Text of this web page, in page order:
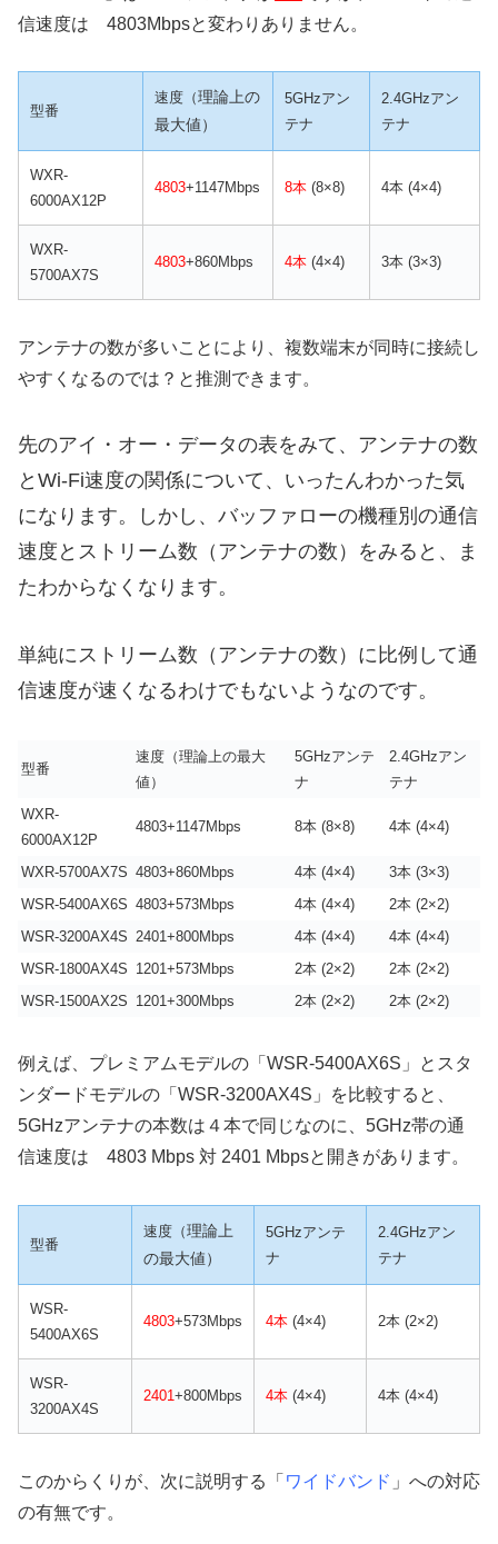
信速度は 4803Mbpsと変わりありません。
型番
速度（理論上の
最大値）
5GHzアン
テナ
2.4GHzアン
テナ
WXR-
6000AX12P
4803+1147Mbps 8本 (8×8) 4本 (4×4)
WXR-
5700AX7S
4803+860Mbps 4本 (4×4) 3本 (3×3)
アンテナの数が多いことにより、複数端末が同時に接続し
やすくなるのでは？と推測できます。
先のアイ・オー・データの表をみて、アンテナの数
とWi-Fi速度の関係について、いったんわかった気
になります。しかし、バッファローの機種別の通信
速度とストリーム数（アンテナの数）をみると、ま
たわからなくなります。
単純にストリーム数（アンテナの数）に比例して通
信速度が速くなるわけでもないようなのです。
型番
速度（理論上の最大
値）
5GHzアンテ
ナ
2.4GHzアン
テナ
WXR-
6000AX12P
4803+1147Mbps 8本 (8×8) 4本 (4×4)
WXR-5700AX7S 4803+860Mbps 4本 (4×4)
3本 (3×3)
WSR-5400AX6S 4803+573Mbps 4本 (4×4)
2本 (2×2)
WSR-3200AX4S 2401+800Mbps 4本 (4×4)
4本 (4×4)
WSR-1800AX4S 1201+573Mbps 2本 (2×2)
2本 (2×2)
WSR-1500AX2S 1201+300Mbps 2本 (2×2) 2本 (2×2)
例えば、プレミアムモデルの「WSR-5400AX6S」とスタ
ンダードモデルの「WSR-3200AX4S」を比較すると、
5GHzアンテナの本数は４本で同じなのに、5GHz帯の通
信速度は 4803 Mbps 対 2401 Mbpsと開きがあります。
型番
速度（理論上
の最大値）
5GHzアンテ
ナ
2.4GHzアン
テナ
WSR-
5400AX6S
4803+573Mbps 4本 (4×4) 2本 (2×2)
WSR-
3200AX4S
2401+800Mbps 4本 (4×4) 4本 (4×4)
このからくりが、次に説明する「 ワイドバンド 」への対応
の有無です。